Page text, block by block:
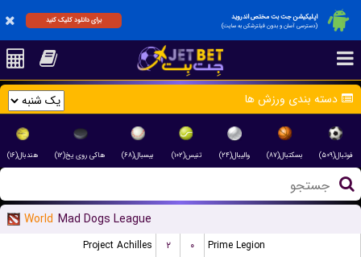
اپلیکیشن جت بت مختص اندروید
(دسترسی آسان و بدون فیلترشکن به سایت)
برای دانلود کلیک کنید
دسته بندی ورزش ها
فوتبال(۵۰۹) بسکتبال(۸۷) والیبال(۲۴) تنیس(۱۰۲) بیسبال(۶۸) هاکی روی یخ(۱۲) هندبال(۱۶)
World Mad Dogs League
Project Achilles ۲ ۰
Prime Legion